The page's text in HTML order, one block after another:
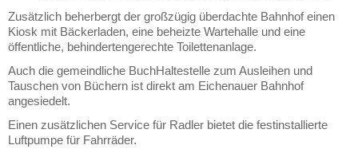
Zusätzlich beherbergt der großzügig überdachte Bahnhof einen
Kiosk mit Bäckerladen, eine beheizte Wartehalle und eine
öffentliche, behindertengerechte Toilettenanlage.
Auch die gemeindliche BuchHaltestelle zum Ausleihen und
Tauschen von Büchern ist direkt am Eichenauer Bahnhof
angesiedelt.
Einen zusätzlichen Service für Radler bietet die festinstallierte
Luftpumpe für Fahrräder.